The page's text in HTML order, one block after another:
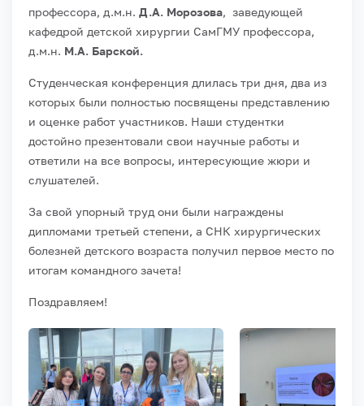
профессора, д.м.н. Д.А. Морозова, заведующей
кафедрой детской хирургии СамГМУ профессора,
д.м.н. М.А. Барской.
Студенческая конференция длилась три дня, два из
которых были полностью посвящены представлению
и оценке работ участников. Наши студентки
достойно презентовали свои научные работы и
ответили на все вопросы, интересующие жюри и
слушателей.
За свой упорный труд они были награждены
дипломами третьей степени, а СНК хирургических
болезней детского возраста получил первое место по
итогам командного зачета!
Поздравляем!